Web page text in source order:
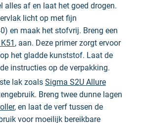
alles af en laat het goed drogen.
licht op met fijn
en maak het stofvrij. Breng een
, aan. Deze primer zorgt ervoor
het gladde kunststof. Laat de
instructies op de verpakking.
lak zoals Sigma S2U Allure
Breng twee dunne lagen
, en laat de verf tussen de
voor moeilijk bereikbare